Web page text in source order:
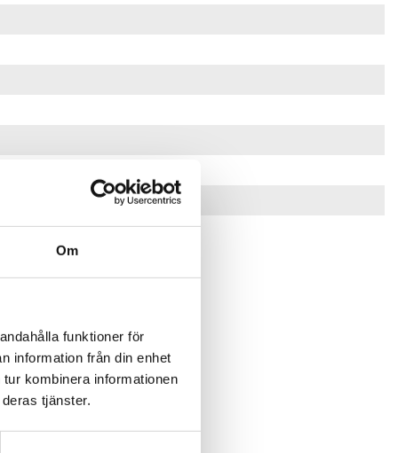
Om
funktioner för
information från din enhet
kombinera informationen
tjänster.